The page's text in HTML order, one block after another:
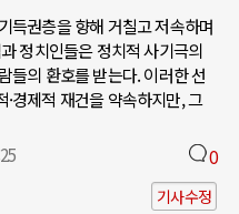
득권층을 향해 거칠고 저속하며
정치인들은 정치적 사기극의
들의 환호를 받는다. 이러한 선
경제적 재건을 약속하지만, 그
0
기사수정